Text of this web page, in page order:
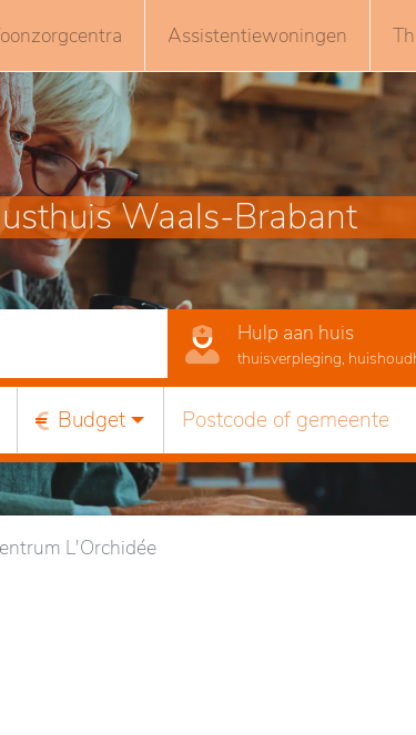
Assistentiewoningen
Waals-Brabant
Hulp aan huis
thuisverpleging,
Budget
L'Orchidée